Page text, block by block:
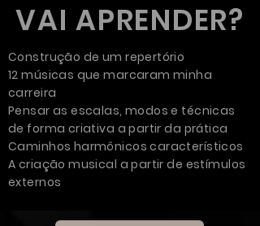
VAI APRENDER?
Construção de um repertório
12 músicas que marcaram minha
carreira
Pensar as escalas, modos e técnicas
de forma criativa a partir da prática
Caminhos harmônicos característicos
A criação musical a partir de estímulos
externos